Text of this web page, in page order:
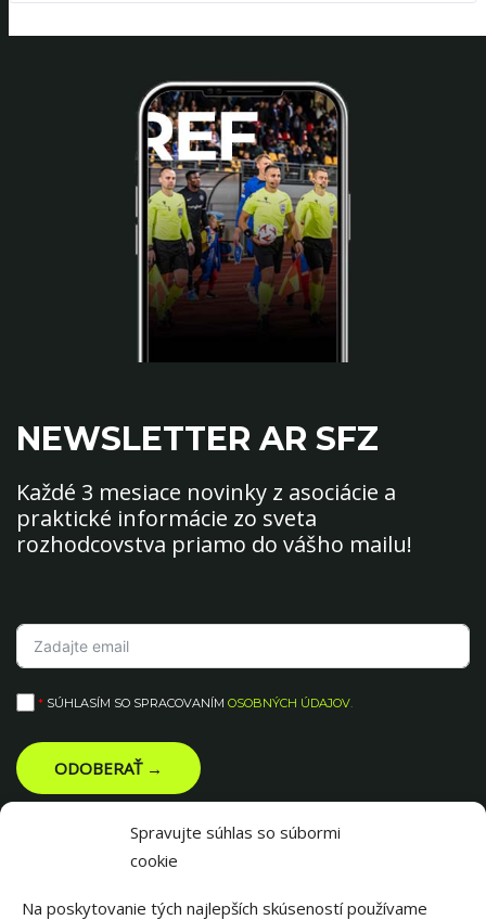
Spravujte súhlas so súbormi
cookie
Na poskytovanie tých najlepších skúseností používame
NEWSLETTER AR SFZ
Každé 3 mesiace novinky z asociácie a
praktické informácie zo sveta
rozhodcovstva priamo do vášho mailu!
* SÚHLASÍM SO SPRACOVANÍM OSOBNÝCH ÚDAJOV.
ODOBERAŤ →